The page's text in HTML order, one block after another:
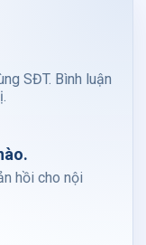
SĐT. Bình luận
hồi cho nội